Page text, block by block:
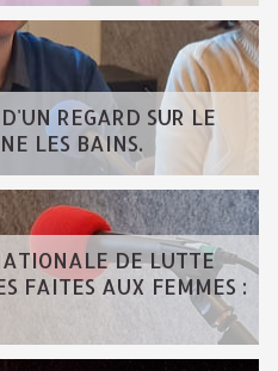
REGARD SUR LE
LES BAINS.
DE LUTTE
FAITES AUX FEMMES :